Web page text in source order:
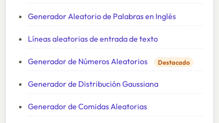
Generador Aleatorio de Palabras en Inglés
Líneas aleatorias de entrada de texto
Generador de Números Aleatorios Destacado
Generador de Distribución Gaussiana
Generador de Comidas Aleatorias